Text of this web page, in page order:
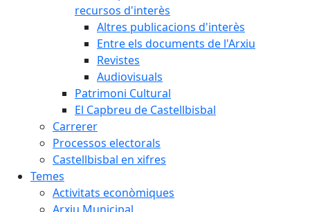
recursos d'interès
Altres publicacions d'interès
Entre els documents de l'Arxiu
Revistes
Audiovisuals
Patrimoni Cultural
El Capbreu de Castellbisbal
Carrerer
Processos electorals
Castellbisbal en xifres
Temes
Activitats econòmiques